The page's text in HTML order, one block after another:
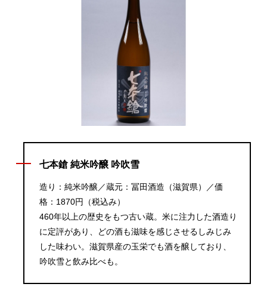
七本鎗 純米吟醸 吟吹雪
造り：純米吟醸／蔵元：冨田酒造（滋賀県）／価
格：1870円（税込み）
460年以上の歴史をもつ古い蔵。米に注力した酒造り
に定評があり、どの酒も滋味を感じさせるしみじみ
した味わい。滋賀県産の玉栄でも酒を醸しており、
吟吹雪と飲み比べも。